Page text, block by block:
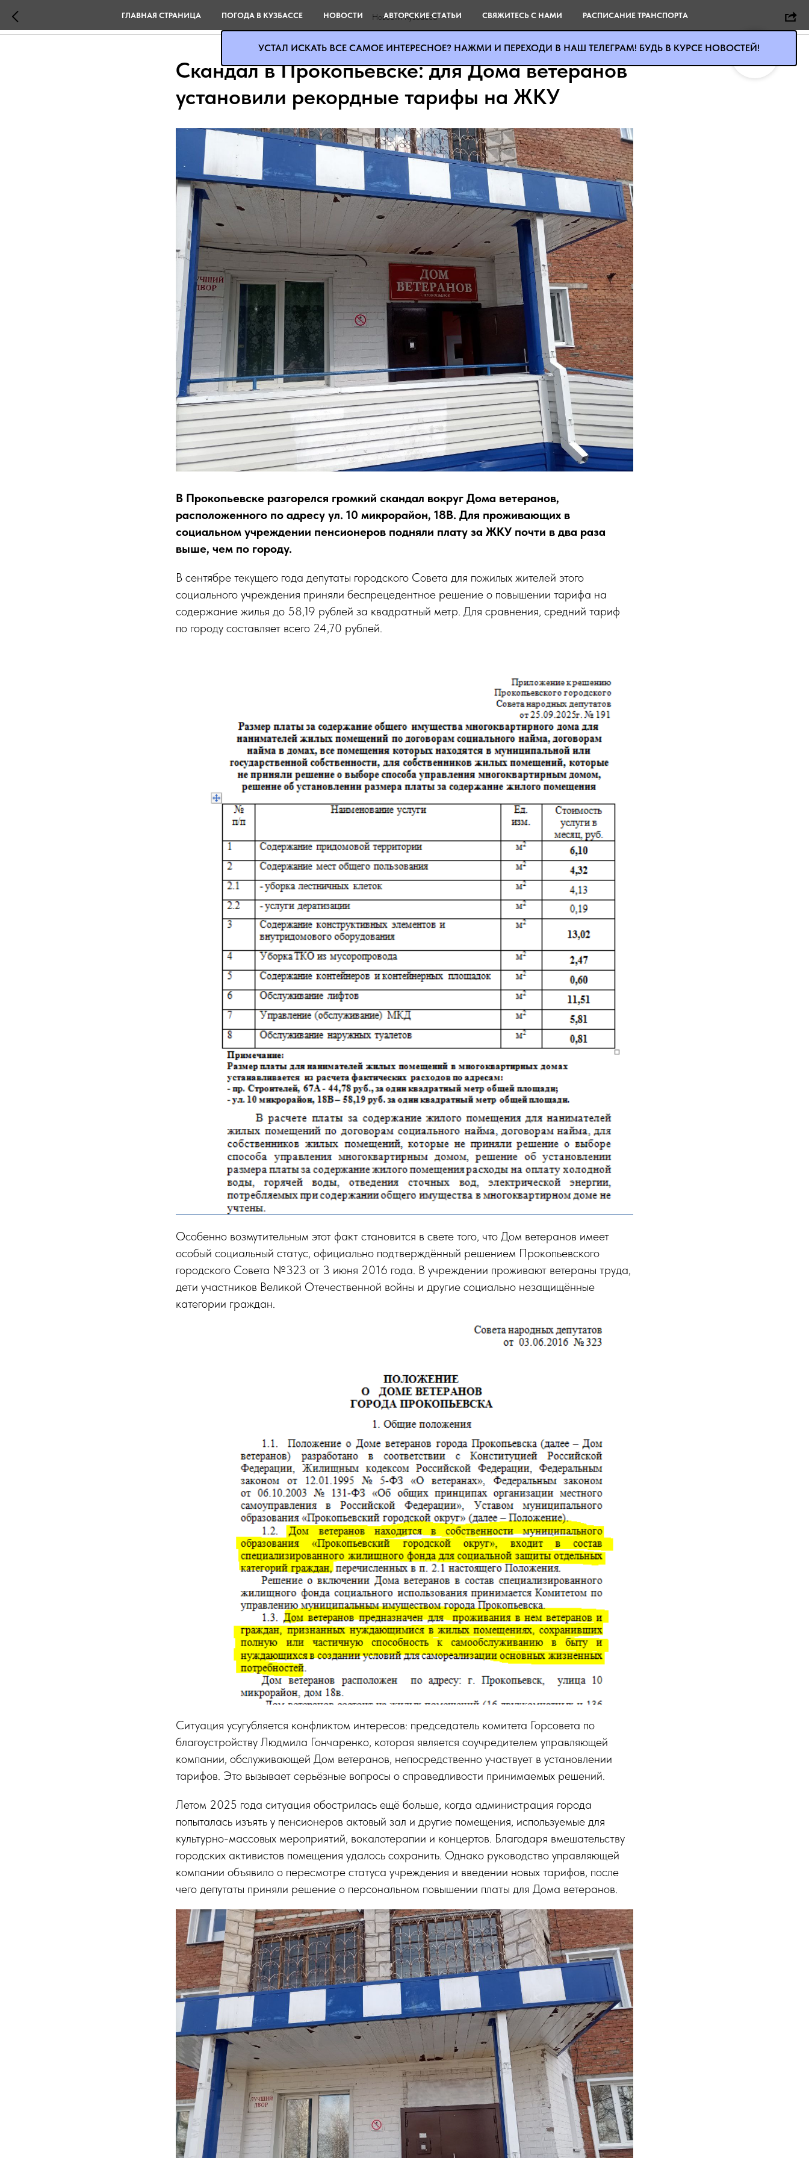
Новости Кузбасса
Скандал в Прокопьевске: для Дома ветеранов
установили рекордные тарифы на ЖКУ
В Прокопьевске разгорелся громкий скандал вокруг Дома ветеранов,
расположенного по адресу ул. 10 микрорайон, 18В. Для проживающих в
социальном учреждении пенсионеров подняли плату за ЖКУ почти в два раза
выше, чем по городу.
В сентябре текущего года депутаты городского Совета для пожилых жителей этого
социального учреждения приняли беспрецедентное решение о повышении тарифа на
содержание жилья до 58,19 рублей за квадратный метр. Для сравнения, средний тариф
по городу составляет всего 24,70 рублей.
Особенно возмутительным этот факт становится в свете того, что Дом ветеранов имеет
особый социальный статус, официально подтверждённый решением Прокопьевского
городского Совета №323 от 3 июня 2016 года. В учреждении проживают ветераны труда,
дети участников Великой Отечественной войны и другие социально незащищённые
категории граждан.
Ситуация усугубляется конфликтом интересов: председатель комитета Горсовета по
благоустройству Людмила Гончаренко, которая является соучредителем управляющей
компании, обслуживающей Дом ветеранов, непосредственно участвует в установлении
тарифов. Это вызывает серьёзные вопросы о справедливости принимаемых решений.
Летом 2025 года ситуация обострилась ещё больше, когда администрация города
попыталась изъять у пенсионеров актовый зал и другие помещения, используемые для
культурно-массовых мероприятий, вокалотерапии и концертов. Благодаря вмешательству
городских активистов помещения удалось сохранить. Однако руководство управляющей
компании объявило о пересмотре статуса учреждения и введении новых тарифов, после
чего депутаты приняли решение о персональном повышении платы для Дома ветеранов.
ГЛАВНАЯ СТРАНИЦА ПОГОДА В КУЗБАССЕ НОВОСТИ АВТОРСКИЕ СТАТЬИ СВЯЖИТЕСЬ С НАМИ РАСПИСАНИЕ ТРАНСПОРТА
УСТАЛ ИСКАТЬ ВСЕ САМОЕ ИНТЕРЕСНОЕ? НАЖМИ И ПЕРЕХОДИ В НАШ ТЕЛЕГРАМ! БУДЬ В КУРСЕ НОВОСТЕЙ!